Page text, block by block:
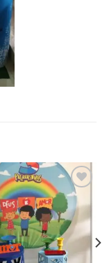
Add to
wishlist